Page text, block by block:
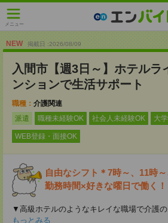
メニュー
NEW 掲載日 :2026/08/09
入間市【週3日～】ホテルラ
ンションで生活サポート
職種： 介護関連
派遣
職種未経験OK 社会人未経験OK 大
WEB登録・面接OK
自由なシフト＊7時～、11時
勤務時間×好きな曜日で働く！
▼高級ホテルのようなキレイな職場で介護
もっとみる